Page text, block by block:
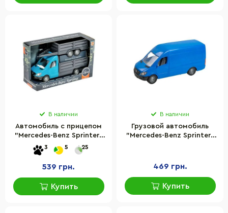
В наличии
Автомобиль с прицепом
"Mercedes-Benz Sprinter"
Tigres 39668
3 5 25
539 грн.
Купить
В наличии
Грузовой автомобиль
"Mercedes-Benz Sprinter"
469 грн.
Купить